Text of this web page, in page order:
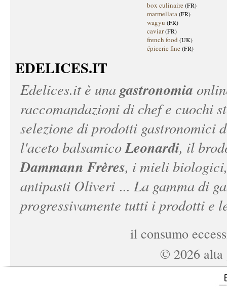
box culinaire(FR)
marmellata(FR)
wagyu (FR)
caviar(FR)
french food (UK)
épicerie fine(FR)
EDELICES.IT
Edelices.itè una gastronomia
raccomandazioni di chef e cuochi
selezione di prodotti gastronomici
l'aceto balsamicoLeonardi, il
Dammann Frères, i mieli
antipasti Oliveri ... La gamma di
progressivamente tutti i prodotti e
il consumo
© 2026